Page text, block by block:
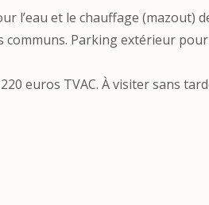
l’eau et le chauffage (mazout)
communs. Parking extérieur
euros TVAC. À visiter sans